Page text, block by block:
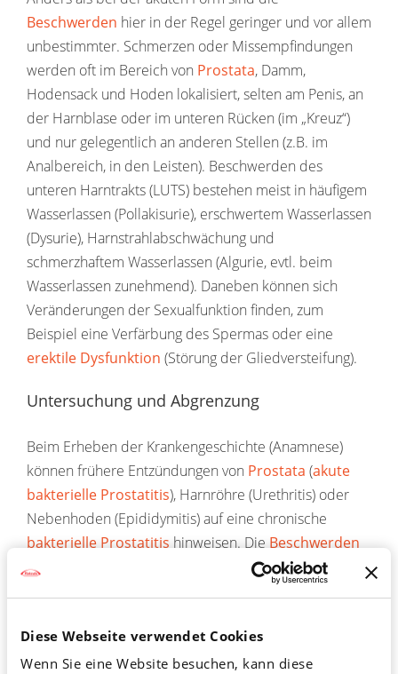
Diese Webseite verwendet Cookies
Wenn Sie eine Website besuchen, kann diese
Beschwerden hier in der Regel geringer und vor allem
unbestimmter. Schmerzen oder Missempfindungen
werden oft im Bereich von Prostata, Damm,
Hodensack und Hoden lokalisiert, selten am Penis, an
der Harnblase oder im unteren Rücken (im „Kreuz“)
und nur gelegentlich an anderen Stellen (z.B. im
Analbereich, in den Leisten). Beschwerden des
unteren Harntrakts (LUTS) bestehen meist in häufigem
Wasserlassen (Pollakisurie), erschwertem Wasserlassen
(Dysurie), Harnstrahlabschwächung und
schmerzhaftem Wasserlassen (Algurie, evtl. beim
Wasserlassen zunehmend). Daneben können sich
Veränderungen der Sexualfunktion finden, zum
Beispiel eine Verfärbung des Spermas oder eine
erektile Dysfunktion (Störung der Gliedversteifung).
Untersuchung und Abgrenzung
Beim Erheben der Krankengeschichte (Anamnese)
können frühere Entzündungen von Prostata (akute
bakterielle Prostatitis), Harnröhre (Urethritis) oder
Nebenhoden (Epididymitis) auf eine chronische
bakterielle Prostatitis hinweisen. Die Beschwerden
sind nur schwer von den Beschwerden beim
chronischen Beckenschmerzsyndrom zu
Bei der digitalen rektalen Untersuchung(